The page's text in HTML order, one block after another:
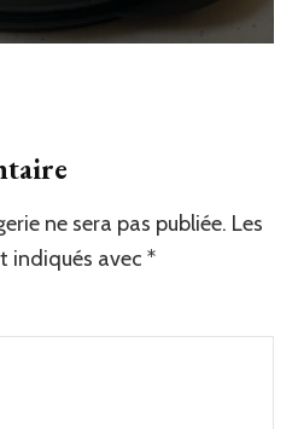
ne sera pas publiée. Les
indiqués avec *